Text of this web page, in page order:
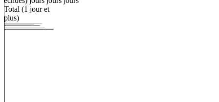
Total (1 jour et
plus)